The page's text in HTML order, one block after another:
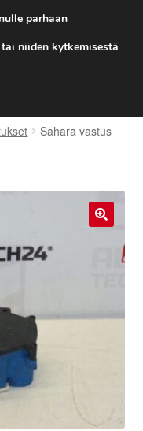
7 EUR
Sahara vastus
parhaan
niiden kytkemisestä